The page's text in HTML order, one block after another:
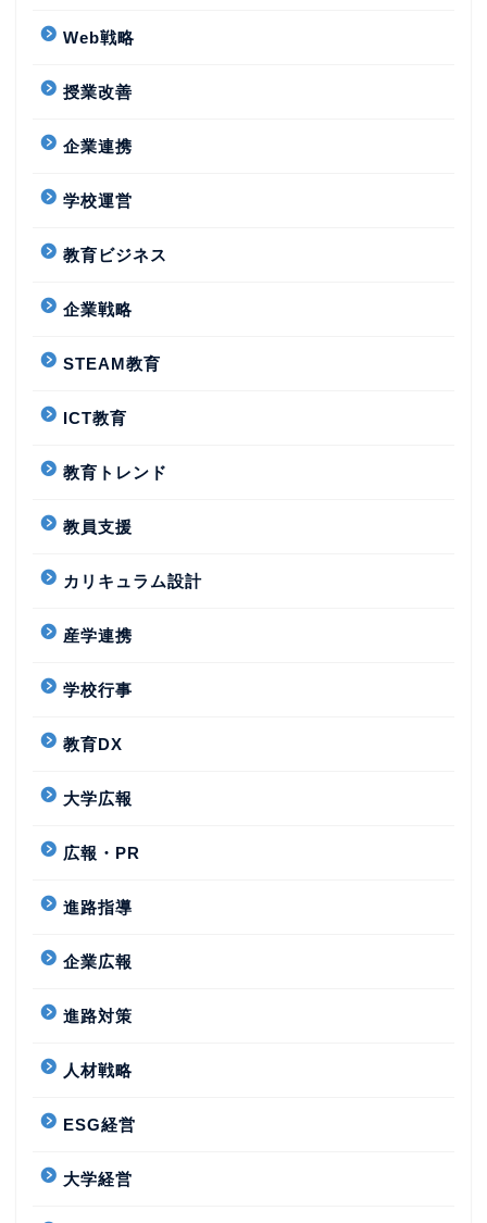
Web戦略
授業改善
企業連携
学校運営
教育ビジネス
企業戦略
STEAM教育
ICT教育
教育トレンド
教員支援
カリキュラム設計
産学連携
学校行事
教育DX
大学広報
広報・PR
進路指導
企業広報
進路対策
人材戦略
ESG経営
大学経営